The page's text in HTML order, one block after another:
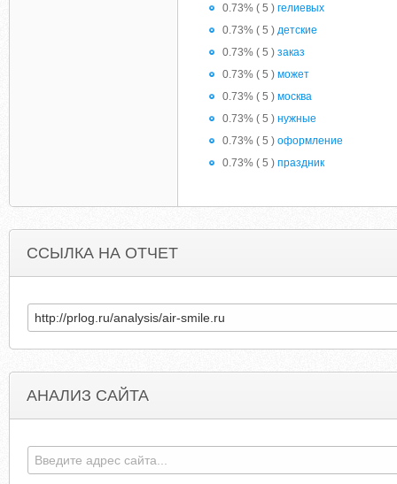
0.73% ( 5 ) гелиевых
0.73% ( 5 ) детские
0.73% ( 5 ) заказ
0.73% ( 5 ) может
0.73% ( 5 ) москва
0.73% ( 5 ) нужные
0.73% ( 5 ) оформление
0.73% ( 5 ) праздник
ССЫЛКА НА ОТЧЕТ
АНАЛИЗ САЙТА